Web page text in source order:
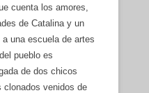
cuenta los amores,
de Catalina y un
una escuela de artes
pueblo es
de dos chicos
clonados venidos de